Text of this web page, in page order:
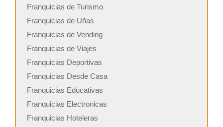
Franquicias de Turismo
Franquicias de Uñas
Franquicias de Vending
Franquicias de Viajes
Franquicias Deportivas
Franquicias Desde Casa
Franquicias Educativas
Franquicias Electronicas
Franquicias Hoteleras